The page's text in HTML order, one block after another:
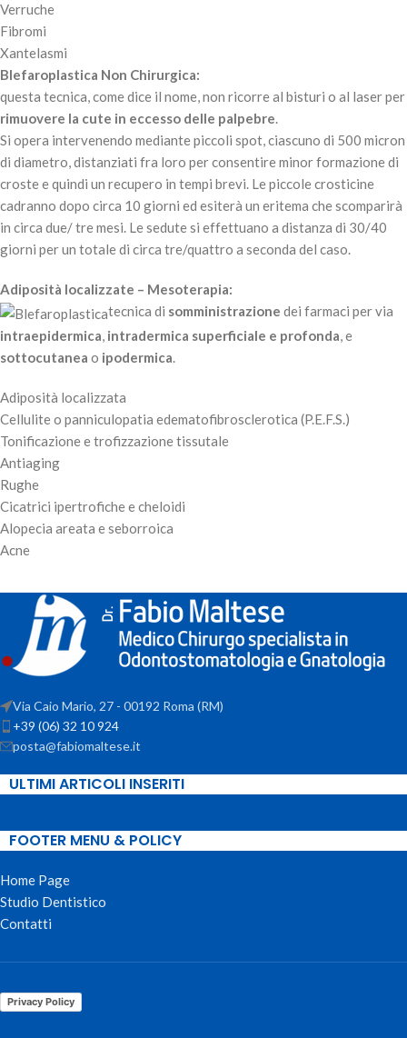
Verruche
Fibromi
Xantelasmi
Blefaroplastica Non Chirurgica:
questa tecnica, come dice il nome, non ricorre al bisturi o al laser per
rimuovere la cute in eccesso delle palpebre.
Si opera intervenendo mediante piccoli spot, ciascuno di 500 micron
di diametro, distanziati fra loro per consentire minor formazione di
croste e quindi un recupero in tempi brevi. Le piccole crosticine
cadranno dopo circa 10 giorni ed esiterà un eritema che scomparirà
in circa due/ tre mesi. Le sedute si effettuano a distanza di 30/40
giorni per un totale di circa tre/quattro a seconda del caso.
Adiposità localizzate – Mesoterapia:
tecnica di somministrazione dei farmaci per via
intraepidermica, intradermica superficiale e profonda, e
sottocutanea o ipodermica.
Adiposità localizzata
Cellulite o panniculopatia edematofibrosclerotica (P.E.F.S.)
Tonificazione e trofizzazione tissutale
Antiaging
Rughe
Cicatrici ipertrofiche e cheloidi
Alopecia areata e seborroica
Acne
Via Caio Mario, 27 - 00192 Roma (RM)
+39 (06) 32 10 924
posta@fabiomaltese.it
ULTIMI ARTICOLI INSERITI
FOOTER MENU & POLICY
Home Page
Studio Dentistico
Contatti
Privacy Policy